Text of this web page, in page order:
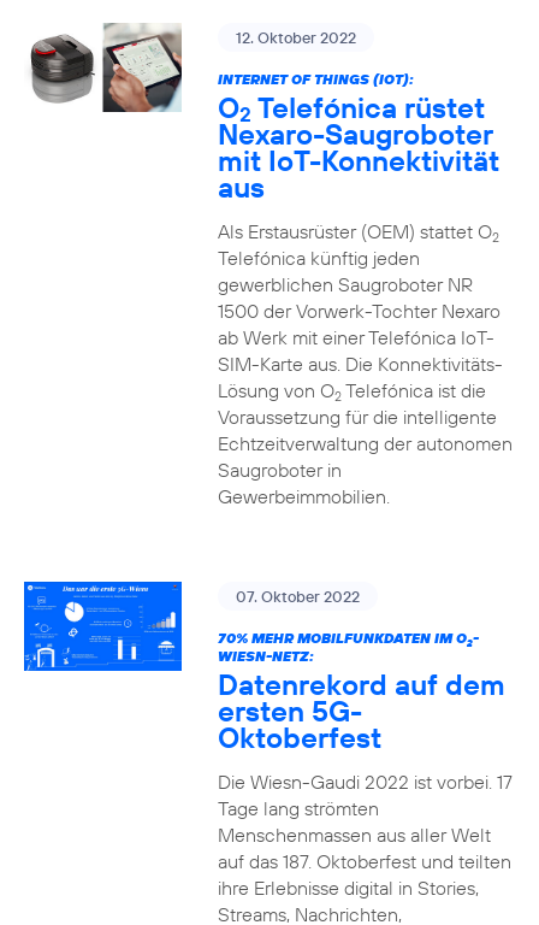
12. Oktober 2022
INTERNET OF THINGS (IOT):
O2 Telefónica rüstet
Nexaro-Saugroboter
mit IoT-Konnektivität
aus
Als Erstausrüster (OEM) stattet O2
Telefónica künftig jeden
gewerblichen Saugroboter NR
1500 der Vorwerk-Tochter Nexaro
ab Werk mit einer Telefónica IoT-
SIM-Karte aus. Die Konnektivitäts-
Lösung von O2Telefónica ist die
Voraussetzung für die intelligente
Echtzeitverwaltung der autonomen
Saugroboter in
Gewerbeimmobilien.
07. Oktober 2022
70% MEHR MOBILFUNKDATEN IM O2-
WIESN-NETZ:
Datenrekord auf dem
ersten 5G-
Oktoberfest
Die Wiesn-Gaudi 2022 ist vorbei. 17
Tage lang strömten
Menschenmassen aus aller Welt
auf das 187. Oktoberfest und teilten
ihre Erlebnisse digital in Stories,
Streams, Nachrichten,